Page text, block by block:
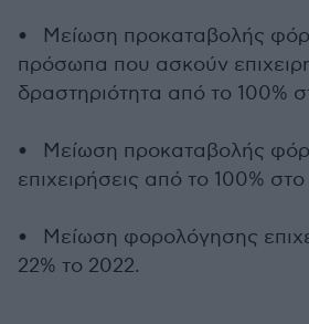
• Μείωση προκαταβολής
πρόσωπα που ασκούν
δραστηριότητα από το 100%
• Μείωση προκαταβολής
επιχειρήσεις από το 100%
• Μείωση φορολόγησης
22% το 2022.